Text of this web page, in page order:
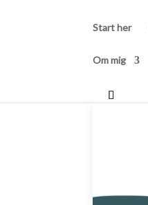
Start her
Om mig